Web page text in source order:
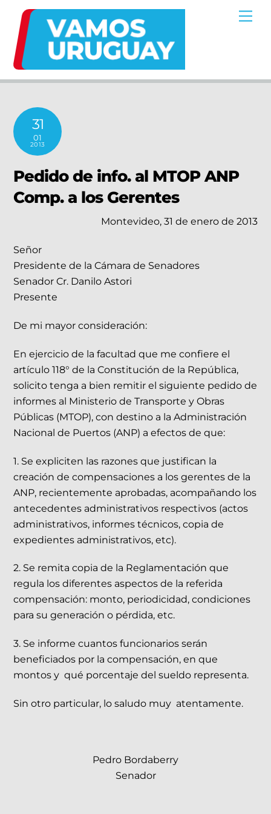
content
31
01
2013
Pedido de info. al MTOP ANP
Comp. a los Gerentes
Montevideo, 31 de enero de 2013
Señor
Presidente de la Cámara de Senadores
Senador Cr. Danilo Astori
Presente
De mi mayor consideración:
En ejercicio de la facultad que me confiere el
artículo 118° de la Constitución de la República,
solicito tenga a bien remitir el siguiente pedido de
informes al Ministerio de Transporte y Obras
Públicas (MTOP), con destino a la Administración
Nacional de Puertos (ANP) a efectos de que:
1. Se expliciten las razones que justifican la
creación de compensaciones a los gerentes de la
ANP, recientemente aprobadas, acompañando los
antecedentes administrativos respectivos (actos
administrativos, informes técnicos, copia de
expedientes administrativos, etc).
2. Se remita copia de la Reglamentación que
regula los diferentes aspectos de la referida
compensación: monto, periodicidad, condiciones
para su generación o pérdida, etc.
3. Se informe cuantos funcionarios serán
beneficiados por la compensación, en que
montos y qué porcentaje del sueldo representa.
Sin otro particular, lo saludo muy atentamente.
Pedro Bordaberry
Senador